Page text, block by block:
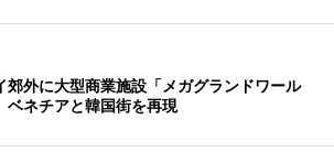
郊外に大型商業施設「メガグランドワール
ネチアと韓国街を再現